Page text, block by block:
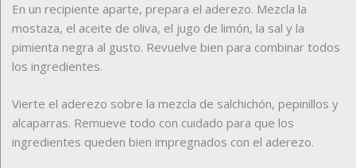
En un recipiente aparte, prepara el aderezo. Mezcla la
mostaza, el aceite de oliva, el jugo de limón, la sal y la
pimienta negra al gusto. Revuelve bien para combinar todos
los ingredientes.
Vierte el aderezo sobre la mezcla de salchichón, pepinillos y
alcaparras. Remueve todo con cuidado para que los
ingredientes queden bien impregnados con el aderezo.